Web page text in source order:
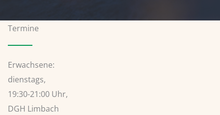
Termine
Erwachsene:
dienstags,
19:30-21:00 Uhr,
DGH Limbach